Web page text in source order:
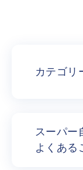
カテゴリ
スーパー
よくある